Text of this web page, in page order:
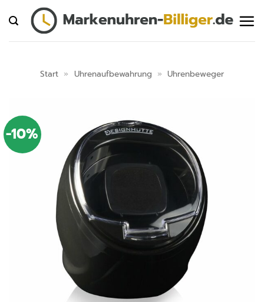
Inhalt
springen
Start » Uhrenaufbewahrung » Uhrenbeweger
-10%